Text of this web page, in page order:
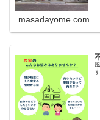
masadayome.com